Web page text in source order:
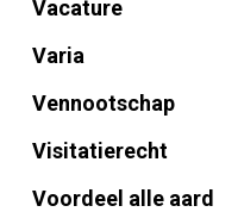
Vacature
Varia
Vennootschap
Visitatierecht
Voordeel alle aard